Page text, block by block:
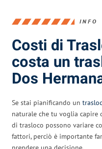
INFO
Costi di
costa un
Dos
Se stai pianificando un
naturale che tu voglia capire
di trasloco possono variare
fattori, perciò è importante